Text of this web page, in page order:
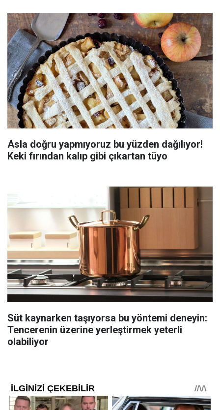
Asla doğru yapmıyoruz bu yüzden dağılıyor!
Keki fırından kalıp gibi çıkartan tüyo
Süt kaynarken taşıyorsa bu yöntemi deneyin:
Tencerenin üzerine yerleştirmek yeterli
olabiliyor